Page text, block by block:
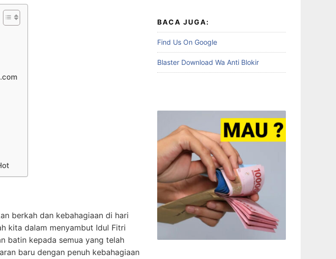
berkah dan kebahagiaan di hari
kita dalam menyambut Idul Fitri
batin kepada semua yang telah
baru dengan penuh kebahagiaan
BACA JUGA:
Find Us On Google
Blaster Download Wa Anti Blokir